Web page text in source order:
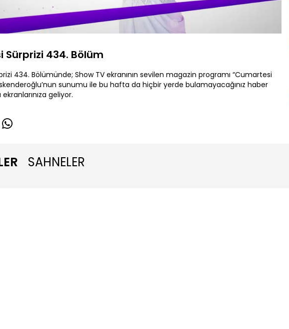
Sürprizi 434. Bölüm
434. Bölümünde; Show TV ekranının sevilen magazin programı “Cumartesi
sunumu ile bu hafta da hiçbir yerde bulamayacağınız haber
geliyor.
SAHNELER